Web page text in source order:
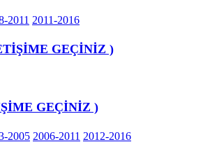
2011 2011-2016
GEÇİNİZ )
GEÇİNİZ )
2005 2006-2011 2012-2016